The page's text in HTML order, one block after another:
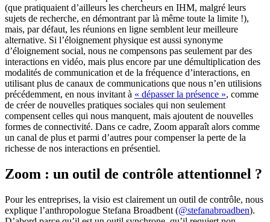
(que pratiquaient d’ailleurs les chercheurs en IHM, malgré leurs
sujets de recherche, en démontrant par là même toute la limite !),
mais, par défaut, les réunions en ligne semblent leur meilleure
alternative. Si l’éloignement physique est aussi synonyme
d’éloignement social, nous ne compensons pas seulement par des
interactions en vidéo, mais plus encore par une démultiplication des
modalités de communication et de la fréquence d’interactions, en
utilisant plus de canaux de communications que nous n’en utilisions
précédemment, en nous invitant à « dépasser la présence », comme
de créer de nouvelles pratiques sociales qui non seulement
compensent celles qui nous manquent, mais ajoutent de nouvelles
formes de connectivité. Dans ce cadre, Zoom apparaît alors comme
un canal de plus et parmi d’autres pour compenser la perte de la
richesse de nos interactions en présentiel.
Zoom : un outil de contrôle attentionnel ?
Pour les entreprises, la visio est clairement un outil de contrôle, nous
explique l’anthropologue Stefana Broadbent (@stefanabroadben).